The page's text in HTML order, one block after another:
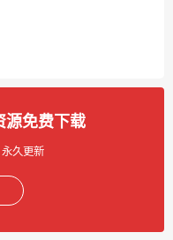
源免费下载
久更新